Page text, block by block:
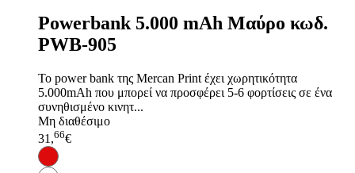
Powerbank 5.000 mAh Μαύρο κωδ.
PWB-905
Το power bank της Mercan Print έχει χωρητικότητα
5.000mAh που μπορεί να προσφέρει 5-6 φορτίσεις σε ένα
συνηθισμένο κινητ...
Μη διαθέσιμο
31,66€